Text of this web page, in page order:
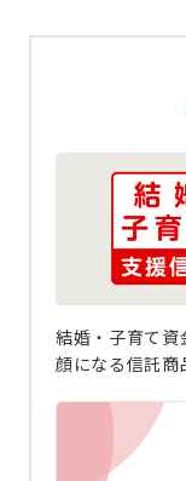
結婚・子育て
顔になる信託商